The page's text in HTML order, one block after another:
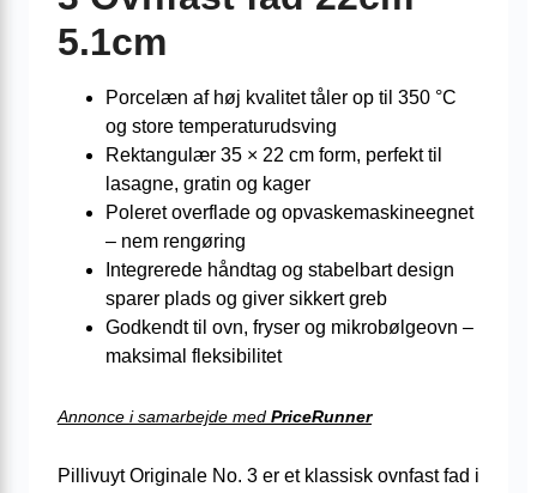
5.1cm
Porcelæn af høj kvalitet tåler op til 350 °C
og store temperaturudsving
Rektangulær 35 × 22 cm form, perfekt til
lasagne, gratin og kager
Poleret overflade og opvaskemaskineegnet
– nem rengøring
Integrerede håndtag og stabelbart design
sparer plads og giver sikkert greb
Godkendt til ovn, fryser og mikrobølgeovn –
maksimal fleksibilitet
Annonce i samarbejde med PriceRunner
Pillivuyt Originale No. 3 er et klassisk ovnfast fad i